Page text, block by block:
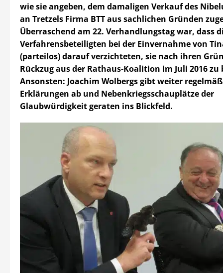
wie sie angeben, dem damaligen Verkauf des
an Tretzels Firma BTT aus sachlichen Gründen
Überraschend am 22. Verhandlungstag war, dass
Verfahrensbeteiligten bei der Einvernahme von
(parteilos) darauf verzichteten, sie nach ihren
Rückzug aus der Rathaus-Koalition im Juli 2016 zu
Ansonsten: Joachim Wolbergs gibt weiter
Erklärungen ab und Nebenkriegsschauplätze der
Glaubwürdigkeit geraten ins Blickfeld.